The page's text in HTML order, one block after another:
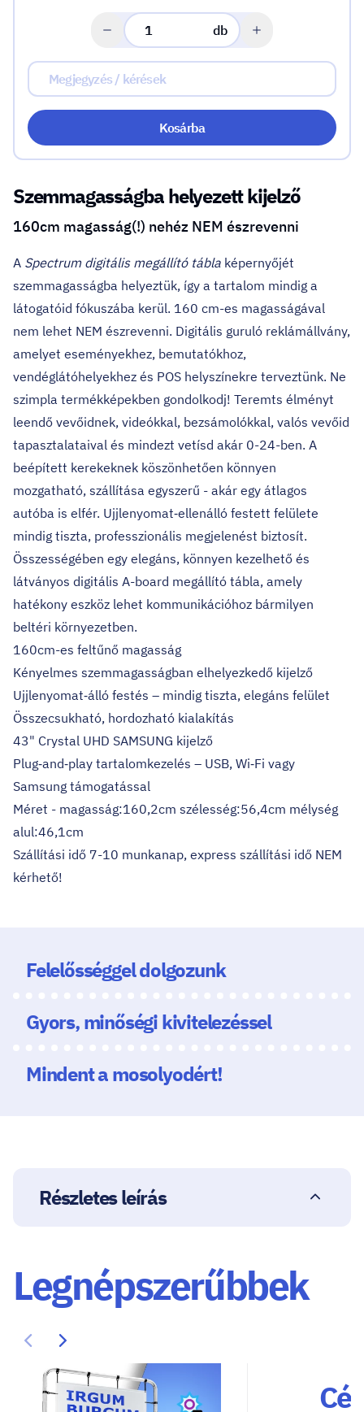
db
Kosárba
Szemmagasságba helyezett kijelző
160cm magasság(!) nehéz NEM észrevenni
A Spectrum digitális megállító tábla képernyőjét
szemmagasságba helyeztük, így a tartalom mindig a
látogatóid fókuszába kerül. 160 cm-es magasságával
nem lehet NEM észrevenni. Digitális guruló reklámállvány,
amelyet eseményekhez, bemutatókhoz,
vendéglátóhelyekhez és POS helyszínekre terveztünk. Ne
szimpla termékképekben gondolkodj! Teremts élményt
leendő vevőidnek, videókkal, bezsámolókkal, valós vevőid
tapasztalataival és mindezt vetísd akár 0-24-ben. A
beépített kerekeknek köszönhetően könnyen
mozgatható, szállítása egyszerű - akár egy átlagos
autóba is elfér. Ujjlenyomat‑ellenálló festett felülete
mindig tiszta, professzionális megjelenést biztosít.
Összességében egy elegáns, könnyen kezelhető és
látványos digitális A-board megállító tábla, amely
hatékony eszköz lehet kommunikációhoz bármilyen
beltéri környezetben.
160cm-es feltűnő magasság
Kényelmes szemmagasságban elhelyezkedő kijelző
Ujjlenyomat‑álló festés – mindig tiszta, elegáns felület
Összecsukható, hordozható kialakítás
43" Crystal UHD SAMSUNG kijelző
Plug‑and‑play tartalomkezelés – USB, Wi‑Fi vagy
Samsung támogatással
Méret - magasság:160,2cm szélesség:56,4cm mélység
alul:46,1cm
Szállítási idő 7-10 munkanap, express szállítási idő NEM
kérhető!
Felelősséggel dolgozunk
Gyors, minőségi kivitelezéssel
Mindent a mosolyodért!
Részletes leírás
Legnépszerűbbek